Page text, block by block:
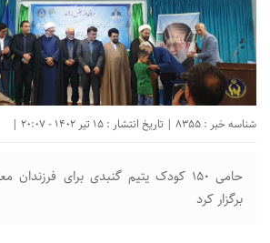
شناسه خبر : 8355 | تاریخ انتشار : 15 تیر 1402 - 20:07 |
حامی ۱۵۰ کودک یتیم گنبدی برای
برگزار کرد